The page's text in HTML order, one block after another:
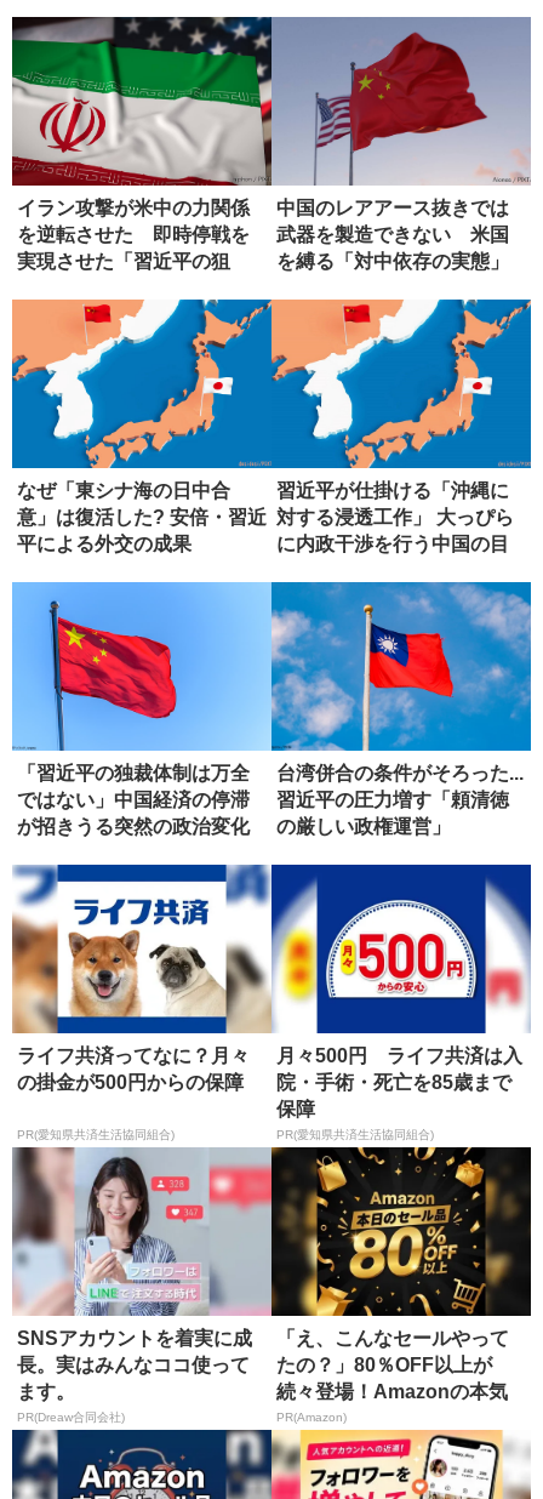
イラン攻撃が米中の力関係
を逆転させた 即時停戦を
実現させた「習近平の狙
中国のレアアース抜きでは
武器を製造できない 米国
を縛る「対中依存の実態」
なぜ「東シナ海の日中合
意」は復活した? 安倍・習近
平による外交の成果
習近平が仕掛ける「沖縄に
対する浸透工作」 大っぴら
に内政干渉を行う中国の目
「習近平の独裁体制は万全
ではない」中国経済の停滞
が招きうる突然の政治変化
台湾併合の条件がそろった...
習近平の圧力増す「頼清徳
の厳しい政権運営」
ライフ共済ってなに？月々
の掛金が500円からの保障
PR(愛知県共済生活協同組合)
月々500円 ライフ共済は入
院・手術・死亡を85歳まで
保障
PR(愛知県共済生活協同組合)
SNSアカウントを着実に成
長。実はみんなココ使って
ます。
PR(Dreaw合同会社)
「え、こんなセールやって
たの？」80％OFF以上が
続々登場！Amazonの本気
が...
PR(Amazon)